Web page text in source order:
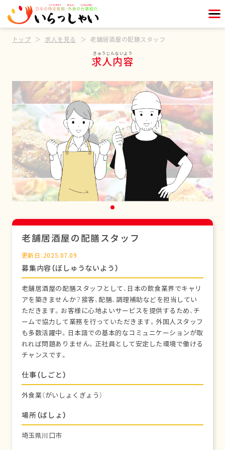
トップ 求人を見る 老舗居酒屋の配膳スタッフ
求人内容
老舗居酒屋の配膳スタッフ
更新日：2025.07.09
募集内容（ぼしゅうないよう）
老舗居酒屋の配膳スタッフとして、日本の飲食業界でキャリ
アを築きませんか？接客、配膳、調理補助などを担当してい
ただきます。お客様に心地よいサービスを提供するため、チ
ームで協力して業務を行っていただきます。外国人スタッフ
も多数活躍中。日本語での基本的なコミュニケーションが取
れれば問題ありません。正社員として安定した環境で働ける
チャンスです。
仕事（しごと）
外食業（がいしょくぎょう）
場所（ばしょ）
埼玉県川口市